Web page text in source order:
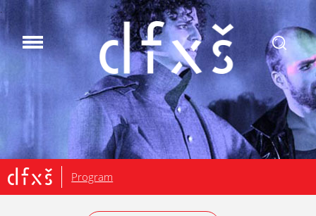
.
Program